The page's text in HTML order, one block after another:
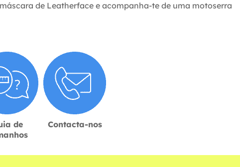
de Leatherface e acompanha-te de uma motoserra
de
Contacta-nos